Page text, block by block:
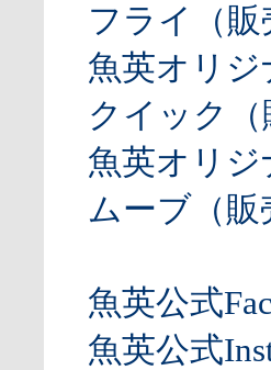
フライ（
魚英オリ
クイック
魚英オリ
ムーブ（
魚英公式
魚英公式